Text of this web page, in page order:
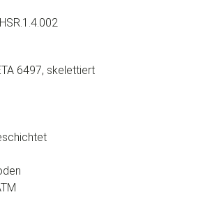
6497, skelettiert